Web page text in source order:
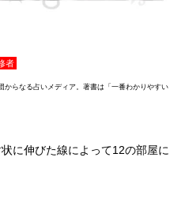
者
からなる占いメディア。著書は「一番わかりやすい
に伸びた線によって12の部屋に